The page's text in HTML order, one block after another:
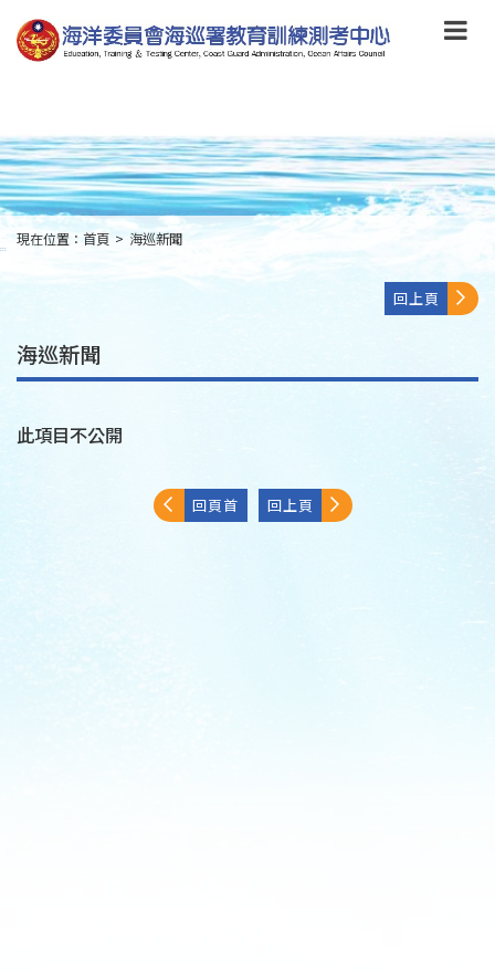
到
主
要
to
main
content
:::
現在位置： 首頁 > 海巡新聞
回上頁
海巡新聞
此項目不公開
回頁首 回上頁